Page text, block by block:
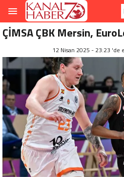
ÇİMSA ÇBK Mersin,
12 Nisan 2025 - 23:23 'de